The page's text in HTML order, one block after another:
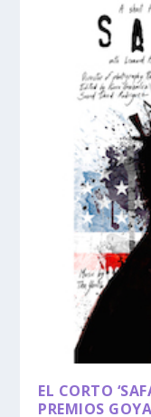
EL CORTO
PREMIOS GOYA